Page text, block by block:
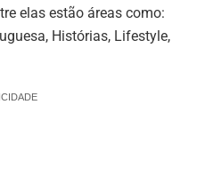
elas estão áreas como:
Histórias, Lifestyle,